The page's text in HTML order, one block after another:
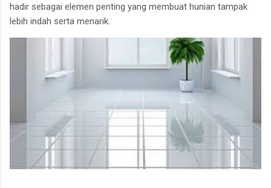
hadir sebagai elemen penting yang membuat hunian tampak
lebih indah serta menarik.